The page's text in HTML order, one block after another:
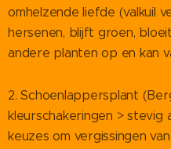
omhelzende liefde (valkuil
hersenen, blijft groen,
andere planten op en kan
2. Schoenlappersplant
kleurschakeringen > stevig
keuzes om vergissingen